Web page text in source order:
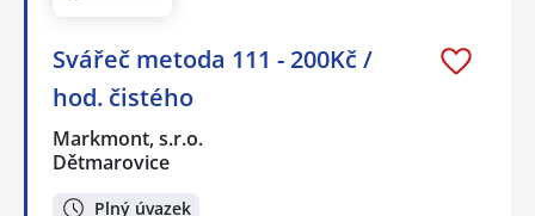
Svářeč metoda 111 - 200Kč /
hod. čistého
Markmont, s.r.o.
Dětmarovice
Plný úvazek